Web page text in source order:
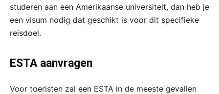
studeren aan een Amerikaanse universiteit, dan heb je
een visum nodig dat geschikt is voor dit specifieke
reisdoel.
ESTA aanvragen
Voor toeristen zal een ESTA in de meeste gevallen